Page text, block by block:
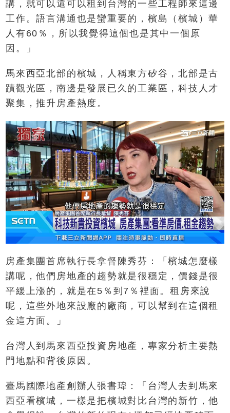
講，就可以還可以租到台灣的一些工程師來這邊
工作。語言溝通也是蠻重要的，檳島（檳城）華
人有60％，所以我覺得這個也是其中一個原
因。」
馬來西亞北部的檳城，人稱東方矽谷，北部是古
蹟觀光區，南邊是發展已久的工業區，科技人才
聚集，推升房產熱度。
房產集團首席執行長拿督陳秀芬：「檳城怎麼樣
講呢，他們房地產的趨勢就是很穩定，價錢是很
平緩上漲的，就是在5％到7％裡面。租房來說
呢，這些外地來設廠的廠商，可以幫到在這個租
金這方面。」
台灣人到馬來西亞投資房地產，專家分析主要熱
門地點和背後原因。
臺馬國際地產創辦人張書瑋：「台灣人去到馬來
西亞看檳城，一樣是把檳城對比台灣的新竹，他